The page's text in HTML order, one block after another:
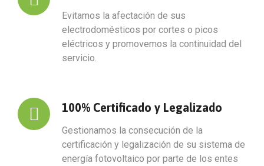
Evitamos la afectación de sus
electrodomésticos por cortes o picos
eléctricos y promovemos la continuidad del
servicio.
100% Certificado y Legalizado
Gestionamos la consecución de la
certificación y legalización de su sistema de
energía fotovoltaico por parte de los entes